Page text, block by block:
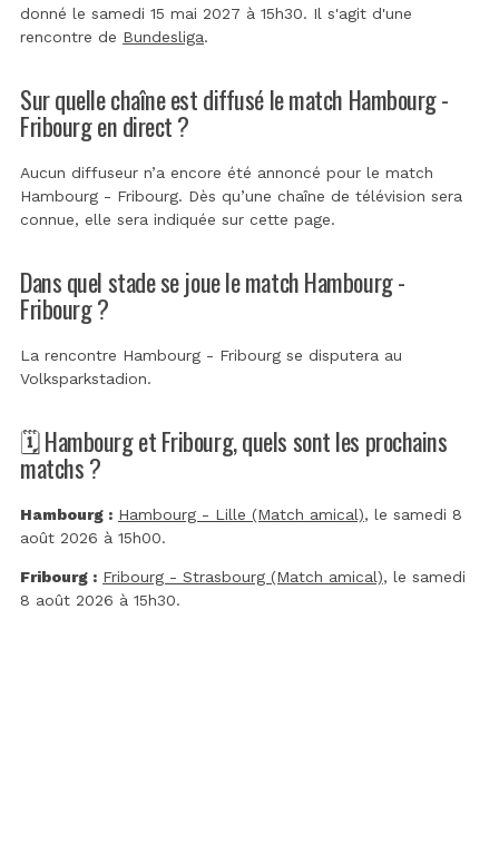
donné le samedi 15 mai 2027 à 15h30. Il s'agit d'une
rencontre de Bundesliga.
Sur quelle chaîne est diffusé le match Hambourg -
Fribourg en direct ?
Aucun diffuseur n’a encore été annoncé pour le match
Hambourg - Fribourg. Dès qu’une chaîne de télévision sera
connue, elle sera indiquée sur cette page.
Dans quel stade se joue le match Hambourg -
Fribourg ?
La rencontre Hambourg - Fribourg se disputera au
Volksparkstadion.
🗓️ Hambourg et Fribourg, quels sont les prochains
matchs ?
Hambourg : Hambourg - Lille (Match amical), le samedi 8
août 2026 à 15h00.
Fribourg : Fribourg - Strasbourg (Match amical), le samedi
8 août 2026 à 15h30.